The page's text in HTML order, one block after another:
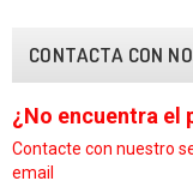
CONTACTA CON
el
con nuestroservicio